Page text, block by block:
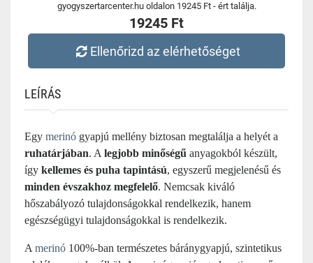
gyogyszertarcenter.hu oldalon 19245 Ft - ért találja.
19245 Ft
Ellenőrizd az elérhetőséget
LEÍRÁS
Egy merinó gyapjú mellény biztosan megtalálja a helyét a
ruhatárjában. A legjobb minőségű anyagokból készült,
így kellemes és puha tapintású, egyszerű megjelenésű és
minden évszakhoz megfelelő. Nemcsak kiváló
hőszabályozó tulajdonságokkal rendelkezik, hanem
egészségügyi tulajdonságokkal is rendelkezik.
A merinó 100%-ban természetes báránygyapjú, szintetikus